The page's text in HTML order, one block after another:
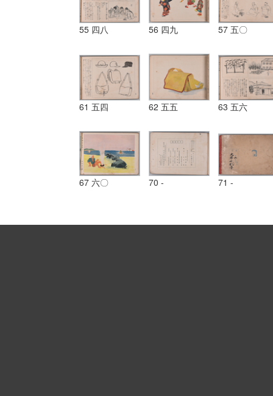
55 四八 56 四九 57 五〇
61 五四 62 五五 63 五六
67 六〇 70 - 71 -